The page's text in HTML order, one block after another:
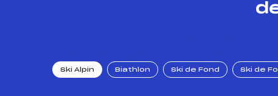
Ski Alpin Biathlon Ski de Fond Ski de